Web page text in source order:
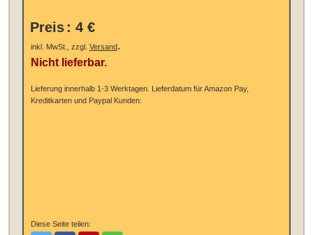
Preis : 4 €
inkl. MwSt., zzgl. Versand.
Nicht lieferbar.
Lieferung innerhalb 1-3 Werktagen. Lieferdatum für Amazon Pay,
Kreditkarten und Paypal Kunden:
Diese Seite teilen: